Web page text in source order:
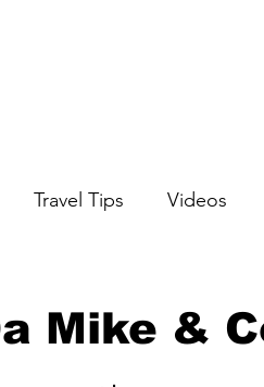
Travel Tips Videos
Mike &